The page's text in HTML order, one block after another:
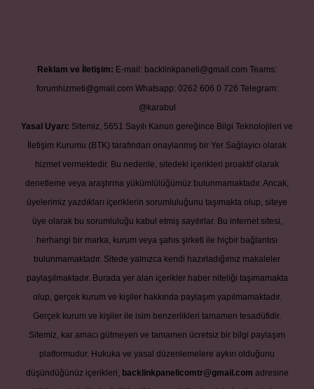
Reklam ve İletişim: E-mail: backlinkpaneli@gmail.com Teams:
forumhizmeti@gmail.com Whatsapp: 0262 606 0 726 Telegram:
@karabul
Yasal Uyarı: Sitemiz, 5651 Sayılı Kanun gereğince Bilgi Teknolojileri ve
İletişim Kurumu (BTK) tarafından onaylanmış bir Yer Sağlayıcı olarak
hizmet vermektedir. Bu nedenle, sitedeki içerikleri proaktif olarak
denetleme veya araştırma yükümlülüğümüz bulunmamaktadır. Ancak,
üyelerimiz yazdıkları içeriklerin sorumluluğunu taşımakta olup, siteye
üye olarak bu sorumluluğu kabul etmiş sayılırlar. Bu internet sitesi,
herhangi bir marka, kurum veya şahıs şirketi ile hiçbir bağlantısı
bulunmamaktadır. Sitede yalnızca kendi hazırladığımız makaleler
paylaşılmaktadır. Burada yer alan içerikler haber niteliği taşımamakta
olup, gerçek kurum ve kişiler hakkında paylaşım yapılmamaktadır.
Gerçek kurum ve kişiler ile isim benzerlikleri tamamen tesadüfidir.
Sitemiz, kar amacı gütmeyen ve tamamen ücretsiz bir bilgi paylaşım
platformudur. Hukuka ve yasal düzenlemelere aykırı olduğunu
düşündüğünüz içerikleri, backlinkpanelicomtr@gmail.com adresine